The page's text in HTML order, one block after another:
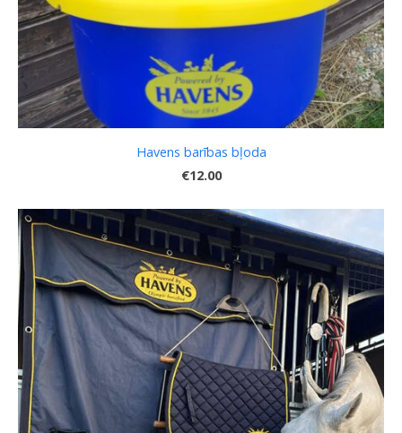
Havens barības bļoda
€12.00